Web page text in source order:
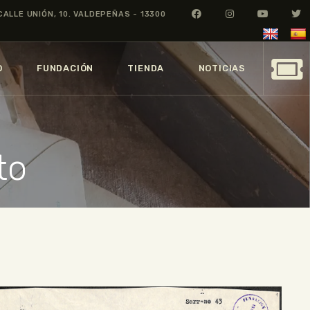
UNIÓN, 10. VALDEPEÑAS - 13300
FUNDACIÓN TIENDA NOTICIAS